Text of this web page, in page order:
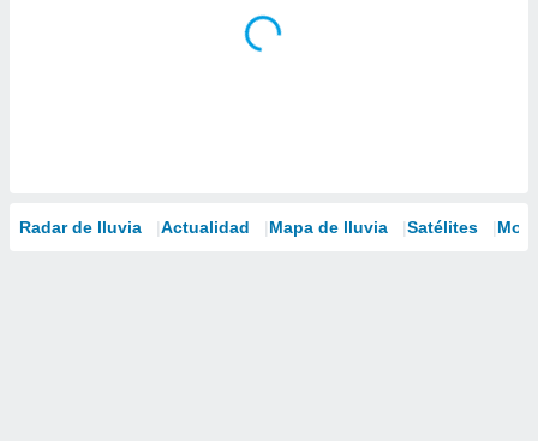
Radar de lluvia Actualidad Mapa de lluvia Satélites